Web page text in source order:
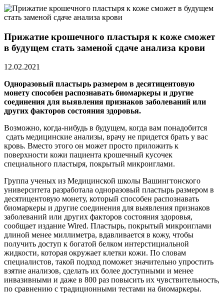
Прижатие крошечного пластыря к коже сможет
в будущем стать заменой сдаче анализа крови
12.02.2021
Одноразовый пластырь размером в десятицентовую
монету способен распознавать биомаркеры и другие
соединения для выявления признаков заболеваний или
других факторов состояния здоровья.
Возможно, когда-нибудь в будущем, когда вам понадобится
сдать медицинские анализы, врачу не придется брать у вас
кровь. Вместо этого он может просто приложить к
поверхности кожи пациента крошечный кусочек
специального пластыря, покрытый микроиглами.
Группа ученых из Медицинской школы Вашингтонского
университета разработала одноразовый пластырь размером в
десятицентовую монету, который способен распознавать
биомаркеры и другие соединения для выявления признаков
заболеваний или других факторов состояния здоровья,
сообщает издание Wired. Пластырь, покрытый микроиглами
длиной менее миллиметра, вдавливается в кожу, чтобы
получить доступ к богатой белком интерстициальной
жидкости, которая окружает клетки кожи. По словам
специалистов, такой подход поможет значительно упростить
взятие анализов, сделать их более доступными и менее
инвазивными и даже в 800 раз повысить их чувствительность,
по сравнению с традиционными тестами на биомаркеры.